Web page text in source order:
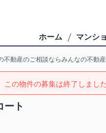
ホーム マンシ
不動産のご相談ならみんなの不動
この物件の募集は終了しました
ート